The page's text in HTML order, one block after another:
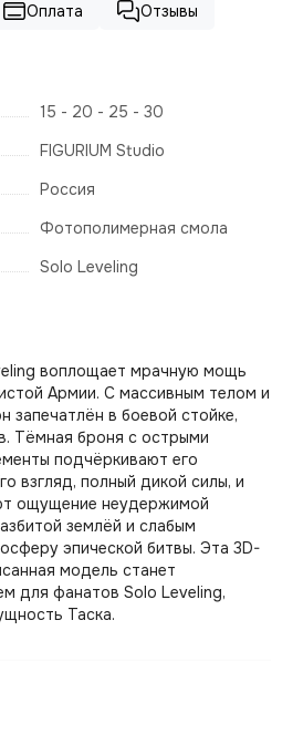
Оплата Отзывы
15 - 20 - 25 - 30
FIGURIUM Studio
Россия
Фотополимерная смола
Solo Leveling
воплощает мрачную мощь
Армии. С массивным телом и
в боевой стойке,
Тёмная броня с острыми
подчёркивают его
взгляд, полный дикой силы, и
ощущение неудержимой
землёй и слабым
эпической битвы. Эта 3D-
модель станет
для фанатов Solo Leveling,
Таска.